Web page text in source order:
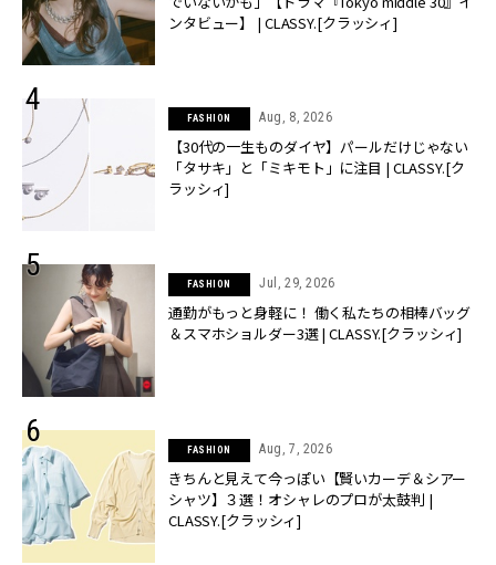
ンタビュー】 | CLASSY.[クラッシィ]
FASHION Aug, 8, 2026
【30代の一生ものダイヤ】パールだけじゃない
「タサキ」と「ミキモト」に注目 | CLASSY.[ク
ラッシィ]
FASHION Jul, 29, 2026
通勤がもっと身軽に！ 働く私たちの相棒バッグ
＆スマホショルダー3選 | CLASSY.[クラッシィ]
FASHION Aug, 7, 2026
きちんと見えて今っぽい【賢いカーデ＆シアー
シャツ】３選！オシャレのプロが太鼓判 |
CLASSY.[クラッシィ]